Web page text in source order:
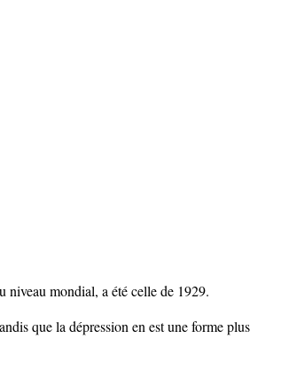
niveau mondial, a été celle de 1929.
que la dépression en est une forme plus